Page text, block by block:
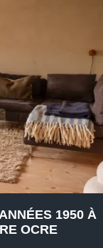
1950 À
OCRE